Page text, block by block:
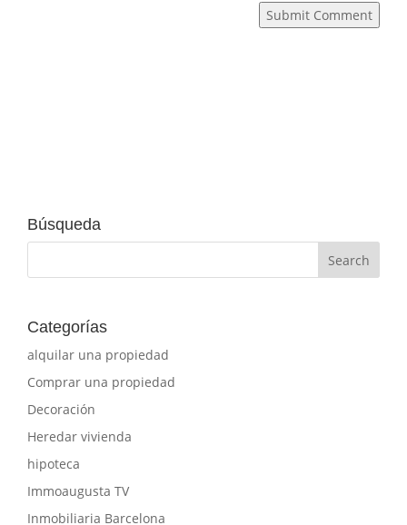
Submit Comment
Búsqueda
Categorías
alquilar una propiedad
Comprar una propiedad
Decoración
Heredar vivienda
hipoteca
Immoaugusta TV
Inmobiliaria Barcelona